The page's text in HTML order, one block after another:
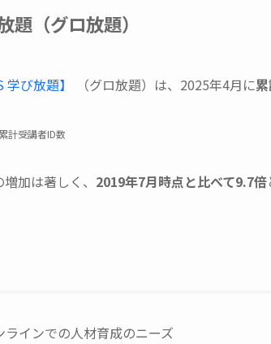
（グロ放題）
学び放題】 （グロ放題）は、2025年4月に
計受講者ID数
加は著しく、 2019年7月時点と比べて9.7倍
インでの人材育成のニーズ